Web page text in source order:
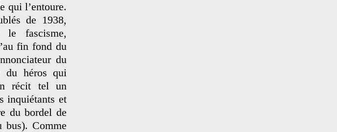
qui l’entoure.
de 1938,
fascisme,
fin fond du
du
du héros qui
récit tel un
inquiétants et
du bordel de
bus). Comme